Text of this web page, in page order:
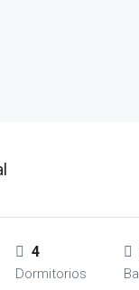
4
Dormitorios